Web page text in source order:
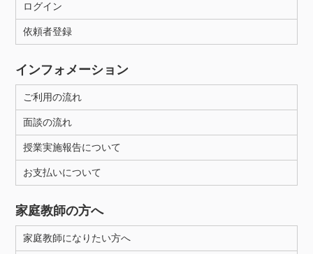
ログイン
依頼者登録
インフォメーション
ご利用の流れ
面談の流れ
授業実施報告について
お支払いについて
家庭教師の方へ
家庭教師になりたい方へ